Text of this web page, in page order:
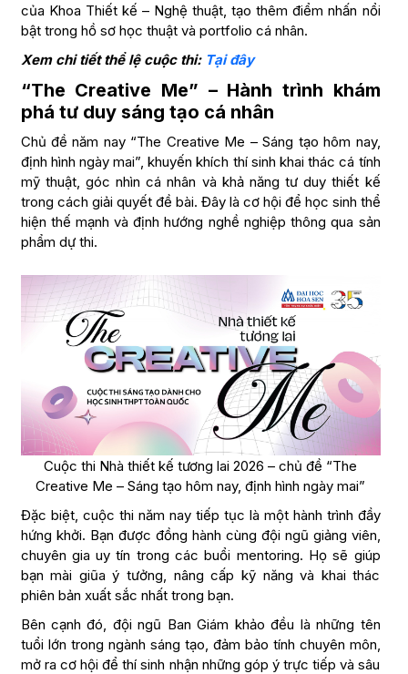
của Khoa Thiết kế – Nghệ thuật, tạo thêm điểm nhấn nổi
bật trong hồ sơ học thuật và portfolio cá nhân.
Xem chi tiết thể lệ cuộc thi: Tại đây
“The Creative Me” – Hành trình khám
phá tư duy sáng tạo cá nhân
Chủ đề năm nay “The Creative Me – Sáng tạo hôm nay,
định hình ngày mai”, khuyến khích thí sinh khai thác cá tính
mỹ thuật, góc nhìn cá nhân và khả năng tư duy thiết kế
trong cách giải quyết đề bài. Đây là cơ hội để học sinh thể
hiện thế mạnh và định hướng nghề nghiệp thông qua sản
phẩm dự thi.
Cuộc thi Nhà thiết kế tương lai 2026 – chủ đề “The
Creative Me – Sáng tạo hôm nay, định hình ngày mai”
Đặc biệt, cuộc thi năm nay tiếp tục là một hành trình đầy
hứng khởi. Bạn được đồng hành cùng đội ngũ giảng viên,
chuyên gia uy tín trong các buổi mentoring. Họ sẽ giúp
bạn mài giũa ý tưởng, nâng cấp kỹ năng và khai thác
phiên bản xuất sắc nhất trong bạn.
Bên cạnh đó, đội ngũ Ban Giám khảo đều là những tên
tuổi lớn trong ngành sáng tạo, đảm bảo tính chuyên môn,
mở ra cơ hội để thí sinh nhận những góp ý trực tiếp và sâu